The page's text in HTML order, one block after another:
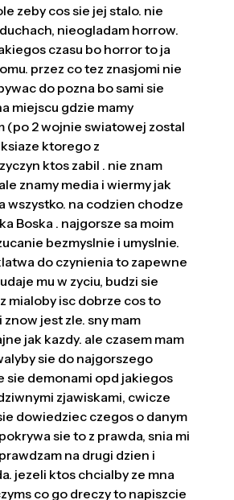
zeby cos sie jej stalo. nie
nieogladam horrow.
czasu bo horror to ja
przez co tez znasjomi nie
do pozna bo sami sie
miejscu gdzie mamy
(po 2 wojnie swiatowej zostal
ktorego z
ktos zabil . nie znam
znamy media i wiermy jak
wszystko. na codzien chodze
Boska . najgorsze sa moim
bezmyslnie i umyslnie.
do czynienia to zapewne
mu w zyciu, budzi sie
mialoby isc dobrze cos to
jest zle. sny mam
jak kazdy. ale czasem mam
sie do najgorszego
sie demonami opd jakiegos
zjawiskami, cwicze
dowiedziec czegos o danym
sie to z prawda, snia mi
na drugi dzien i
jezeli ktos chcialby ze mna
co go dreczy to napiszcie